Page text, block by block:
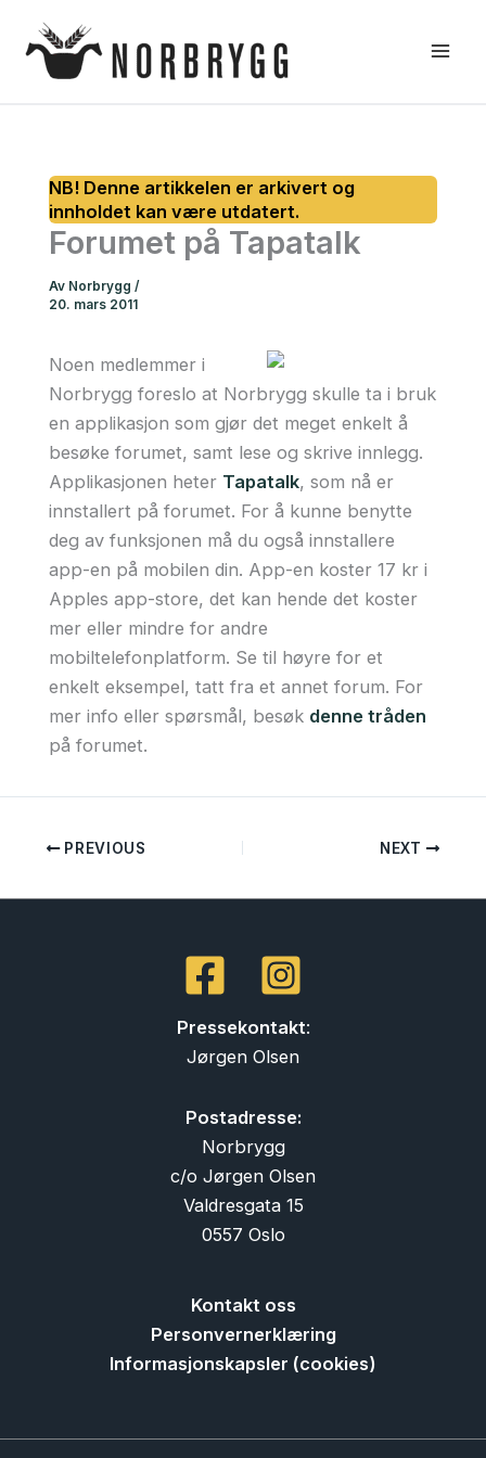
rett
Forumet på Tapatalk
Av Norbrygg /
20. mars 2011
Noen medlemmer i
Norbrygg foreslo at Norbrygg skulle ta i bruk
en applikasjon som gjør det meget enkelt å
besøke forumet, samt lese og skrive innlegg.
Applikasjonen heter Tapatalk, som nå er
innstallert på forumet. For å kunne benytte
deg av funksjonen må du også innstallere
app-en på mobilen din. App-en koster 17 kr i
Apples app-store, det kan hende det koster
mer eller mindre for andre
mobiltelefonplatform. Se til høyre for et
enkelt eksempel, tatt fra et annet forum. For
mer info eller spørsmål, besøk denne tråden
på forumet.
PREVIOUS NEXT
Pressekontakt:
Jørgen Olsen
Postadresse:
Norbrygg
c/o Jørgen Olsen
Valdresgata 15
0557 Oslo
Kontakt oss
Personvernerklæring
Informasjonskapsler (cookies)